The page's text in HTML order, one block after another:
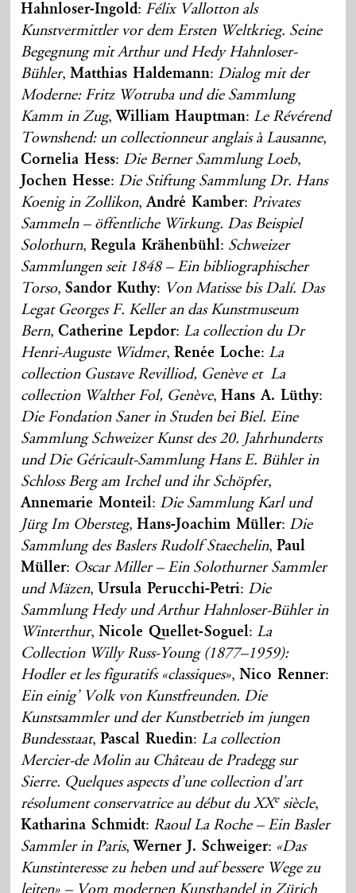
Hahnloser-Ingold: Félix Vallotton als
Kunstvermittler vor dem Ersten Weltkrieg. Seine
Begegnung mit Arthur und Hedy Hahnloser-
Bühler,Matthias Haldemann: Dialog mit der
Moderne: Fritz Wotruba und die Sammlung
Kamm in Zug, William Hauptman:Le Révérend
Townshend: un collectionneur anglais à Lausanne,
Cornelia Hess: Die Berner Sammlung Loeb,
Jochen Hesse: Die Stiftung Sammlung Dr. Hans
Koenig in Zollikon,André Kamber: Privates
Sammeln – öffentliche Wirkung. Das Beispiel
Solothurn,Regula Krähenbühl: Schweizer
Sammlungen seit 1848 – Ein bibliographischer
Torso,Sandor Kuthy: Von Matisse bis Dalí. Das
Legat Georges F. Keller an das Kunstmuseum
Bern,Catherine Lepdor:La collection du Dr
Henri-Auguste Widmer,Renée Loche:La
collection Gustave Revilliod, Genève et La
collection Walther Fol, Genève,Hans A. Lüthy:
Die Fondation Saner in Studen bei Biel. Eine
Sammlung Schweizer Kunst des 20. Jahrhunderts
und Die Géricault-Sammlung Hans E. Bühler in
Schloss Berg am Irchel und ihr Schöpfer,
Annemarie Monteil: Die Sammlung Karl und
Jürg Im Obersteg,Hans-Joachim Müller: Die
Sammlung des Baslers Rudolf Staechelin,Paul
Müller: Oscar Miller – Ein Solothurner Sammler
und Mäzen, Ursula Perucchi-Petri: Die
Sammlung Hedy und Arthur Hahnloser-Bühler in
Winterthur,Nicole Quellet-Soguel:La
Collection Willy Russ-Young (1877–1959):
Hodler et les figuratifs «classiques»,Nico Renner:
Ein einig’ Volk von Kunstfreunden. Die
Kunstsammler und der Kunstbetrieb im jungen
Bundesstaat,Pascal Ruedin:La collection
Mercier-de Molin au Château de Pradegg sur
Sierre. Quelques aspects d’une collection d’art
résolument conservatrice au début du XXesiècle,
Katharina Schmidt: Raoul La Roche – Ein Basler
Sammler in Paris, Werner J. Schweiger: «Das
Kunstinteresse zu heben und auf bessere Wege zu